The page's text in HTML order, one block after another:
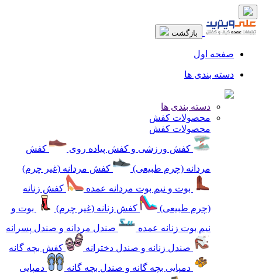
بازگشت
صفحه اول
دسته بندی ها
دسته بندی ها
محصولات کفش
محصولات کفش
کفش ورزشی و کفش پیاده روی
کفش
مردانه (چرم طبیعی)
کفش مردانه (غیر چرم)
بوت و نیم بوت مردانه عمده
کفش زنانه
(چرم طبیعی)
کفش زنانه (غیر چرم)
بوت و
نیم بوت زنانه عمده
صندل مردانه و صندل پسرانه
صندل زنانه و صندل دخترانه
کفش بچه گانه
دمپایی بچه گانه و صندل بچه گانه
دمپایی